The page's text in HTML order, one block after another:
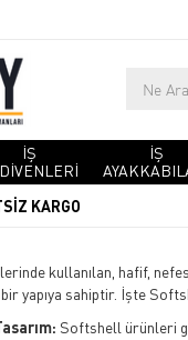
İŞ
İŞ
KARGO
kullanılan, hafif,
yapıya sahiptir. İşte
Softshell ürünleri